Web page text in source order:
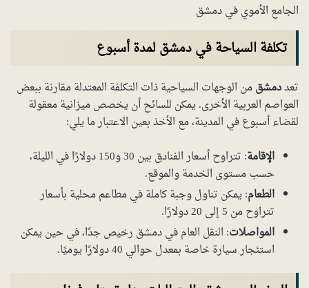
الجامع الأموي في دمشق
تكلفة السياحة في دمشق لمدة أسبوع
تعددمشقمن الوجهات السياحية ذات التكلفة المعتدلة مقارنة ببعض
العواصم العربية الأخرى. يمكن للسائح أن يخصص ميزانية معقولة
لقضاء أسبوع في المدينة، مع الأخذ بعين الاعتبار ما يلي:
الإقامة
: تتراوح أسعار الفنادق بين 30 و150 دولارًا في الليلة،
حسب مستوى الخدمة والموقع.
الطعام: يمكن تناول وجبة كاملة في مطاعم محلية بأسعار
تتراوح من 5 إلى 20 دولارًا.
المواصلات: النقل العام في دمشق رخيص جدًا، في حين يمكن
استئجار سيارة خاصة بمعدل حوالي 40 دولارًا يوميًا.